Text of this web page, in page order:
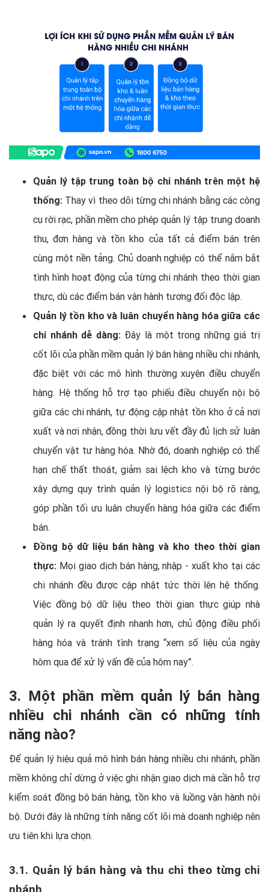
Quản lý tập trung toàn bộ chi nhánh trên một hệ
thống: Thay vì theo dõi từng chi nhánh bằng các công
cụ rời rạc, phần mềm cho phép quản lý tập trung doanh
thu, đơn hàng và tồn kho của tất cả điểm bán trên
cùng một nền tảng. Chủ doanh nghiệp có thể nắm bắt
tình hình hoạt động của từng chi nhánh theo thời gian
thực, dù các điểm bán vận hành tương đối độc lập.
Quản lý tồn kho và luân chuyển hàng hóa giữa các
chi nhánh dễ dàng:Đây là một trong những giá trị
cốt lõi của phần mềm quản lý bán hàng nhiều chi nhánh,
đặc biệt với các mô hình thường xuyên điều chuyển
hàng. Hệ thống hỗ trợ tạo phiếu điều chuyển nội bộ
giữa các chi nhánh, tự động cập nhật tồn kho ở cả nơi
xuất và nơi nhận, đồng thời lưu vết đầy đủ lịch sử luân
chuyển vật tư hàng hóa. Nhờ đó, doanh nghiệp có thể
hạn chế thất thoát, giảm sai lệch kho và từng bước
xây dựng quy trình quản lý logistics nội bộ rõ ràng,
góp phần tối ưu luân chuyển hàng hóa giữa các điểm
bán.
Đồng bộ dữ liệu bán hàng và kho theo thời gian
thực: Mọi giao dịch bán hàng, nhập - xuất kho tại các
chi nhánh đều được cập nhật tức thời lên hệ thống.
Việc đồng bộ dữ liệu theo thời gian thực giúp nhà
quản lý ra quyết định nhanh hơn, chủ động điều phối
hàng hóa và tránh tình trạng “xem số liệu của ngày
hôm qua để xử lý vấn đề của hôm nay”.
3. Một phần mềm quản lý bán hàng
nhiều chi nhánh cần có những tính
năng nào?
Để quản lý hiệu quả mô hình bán hàng nhiều chi nhánh, phần
mềm không chỉ dừng ở việc ghi nhận giao dịch mà cần hỗ trợ
kiểm soát đồng bộ bán hàng, tồn kho và luồng vận hành nội
bộ. Dưới đây là những tính năng cốt lõi mà doanh nghiệp nên
ưu tiên khi lựa chọn.
3.1. Quản lý bán hàng và thu chi theo từng chi